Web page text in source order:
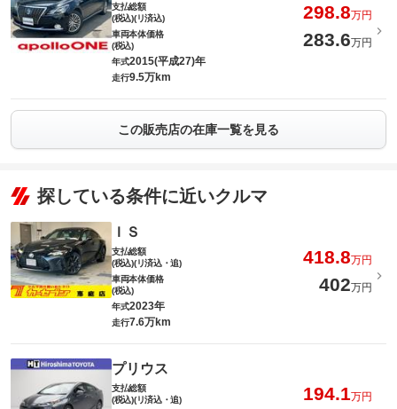
支払総額
(税込)(リ済込)
298.8万円
車両本体価格
(税込)
283.6万円
年式2015(平成27)年
走行9.5万km
この販売店の在庫一覧を見る
探している条件に近いクルマ
ＩＳ
支払総額
(税込)(リ済込・追)
418.8万円
車両本体価格
(税込)
402万円
年式2023年
走行7.6万km
プリウス
支払総額
(税込)(リ済込・追)
194.1万円